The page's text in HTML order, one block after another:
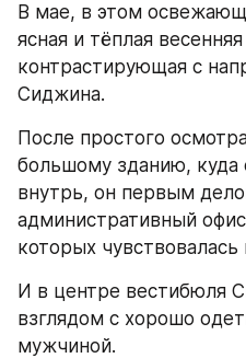
В мае, в этом
ясная и тёплая
контрастирующая с
Сиджина.
После простого
большому зданию, куда
внутрь, он первым
административный
которых
И в центре вестибюля
взглядом с хорошо
мужчиной.